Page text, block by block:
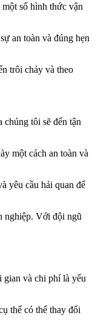
số hình thức vận
an toàn và đúng hẹn
trôi chảy và theo
tôi sẽ đến tận
một cách an toàn và
yêu cầu hải quan để
nghiệp. Với đội ngũ
gian và chi phí là yếu
thể có thể thay đổi